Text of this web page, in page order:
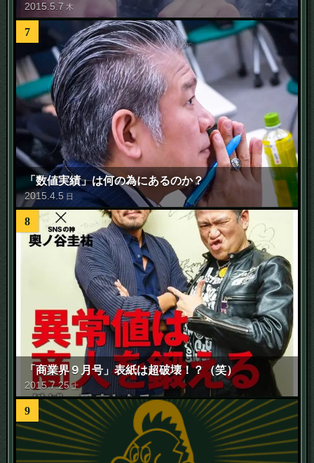
2015 5 .7 木
7
「数値実績」は何の為にあるのか？
2015 .4 .5 日
8
「商業界９月号」表紙は超破壊！？（笑）
2015.7.25 土
9